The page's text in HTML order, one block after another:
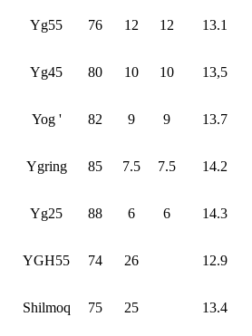
Yg55 76 12 12 13.1
Yg45 80 10 10 13,5
Yog ' 82 9 9 13.7
Ygring 85 7.5 7.5 14.2
Yg25 88 6 6 14.3
YGH55 74 26 12.9
Shilmoq 75 25 13.4